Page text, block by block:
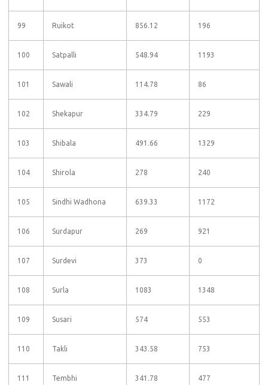
99 Ruikot 856.12 196
100 Satpalli 548.94 1193
101 Sawali 114.78 86
102 Shekapur 334.79 229
103 Shibala 491.66 1329
104 Shirola 278 240
105 Sindhi Wadhona 639.33 1172
106 Surdapur 269 921
107 Surdevi 373 0
108 Surla 1083 1348
109 Susari 574 553
110 Takli 343.58 753
111 Tembhi 341.78 477